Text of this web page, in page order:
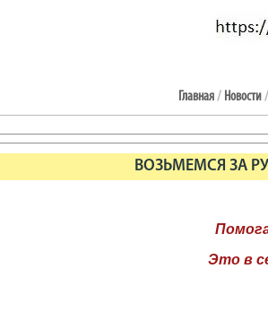
Главная/ Новости/
ВОЗЬМЕМСЯ ЗА
Это в